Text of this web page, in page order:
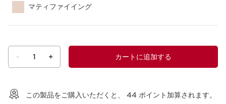
マティファイイング
- 1 + カートに追加する
この製品をご購入いただくと、 44 ポイント加算されます。